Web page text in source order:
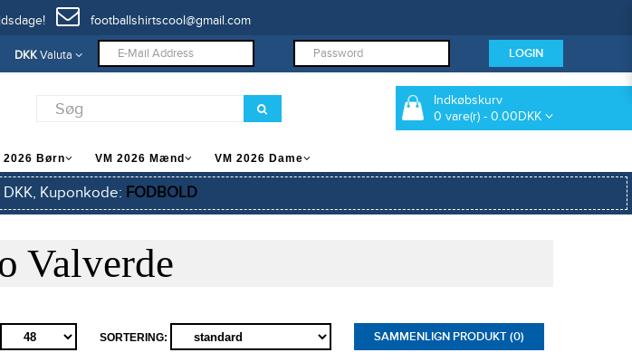
footballshirtscool@gmail.com
DKKValuta
Indkøbskurv
0 vare(r) - 0.00DKK
2026 Børn VM 2026 Mænd VM 2026 Dame
DKK, Kuponkode: FODBOLD
Valverde
SAMMENLIGN PRODUKT (0)
SORTERING: